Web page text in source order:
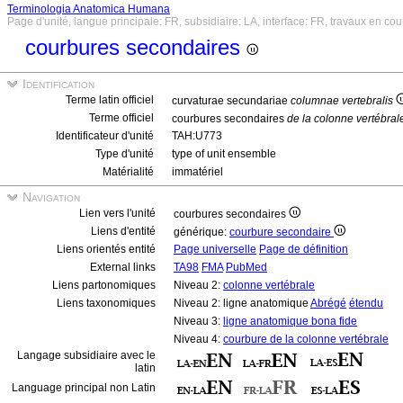
Terminologia Anatomica Humana
Page d'unité, langue principale: FR, subsidiaire: LA, interface: FR, travaux en
courbures secondaires
Identification
Terme latin officiel curvaturae secundariae columnae vertebralis
Terme officiel
courbures secondaires de la colonne
Identificateur d'unité
TAH:U773
Type d'unité
type of unit ensemble
Matérialité
immatériel
Navigation
Lien vers l'unité
courbures secondaires
Liens d'entité
générique: courbure secondaire
Liens orientés entité
Page universelle Page de définition
External links
TA98 FMA PubMed
Liens partonomiques
Niveau 2: colonne vertébrale
Liens taxonomiques
Niveau 2: ligne anatomique Abrégé étendu
Niveau 3: ligne anatomique bona fide
Niveau 4: courbure de la colonne vertébrale
Langage subsidiaire avec le
latin
Language principal non Latin